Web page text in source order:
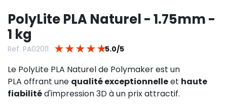
PolyLite PLA Naturel - 1.75mm -
1 kg
Ref. PA02011 ★ ★ ★ ★ ★5.0/5
Le PolyLite PLA Naturel de Polymaker est un
PLA offrant une qualité exceptionnelleet haute
fiabilitéd'impression 3D à un prix attractif.